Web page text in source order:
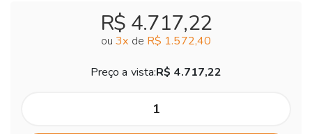
R$ 4.717,22
ou3x de R$ 1.572,40
Preço a vista:R$ 4.717,22